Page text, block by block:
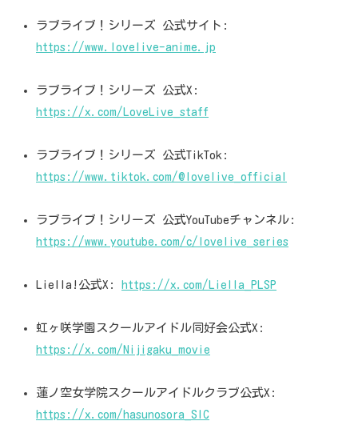
ラブライブ！シリーズ 公式サイト:
https://www.lovelive-anime.jp
ラブライブ！シリーズ 公式X:
https://x.com/LoveLive_staff
ラブライブ！シリーズ 公式TikTok:
https://www.tiktok.com/@lovelive_official
ラブライブ！シリーズ 公式YouTubeチャンネル:
https://www.youtube.com/c/lovelive_series
Liella!公式X: https://x.com/Liella_PLSP
虹ヶ咲学園スクールアイドル同好会公式X:
https://x.com/Nijigaku_movie
蓮ノ空女学院スクールアイドルクラブ公式X:
https://x.com/hasunosora_SIC